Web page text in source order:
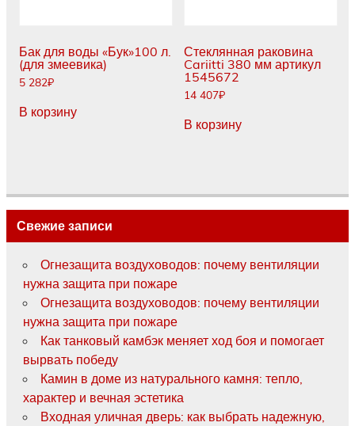
Бак для воды «Бук»100 л.
(для змеевика)
5 282₽
В корзину
Стеклянная раковина
Cariitti 380 мм артикул
1545672
14 407₽
В корзину
Свежие записи
Огнезащита воздуховодов: почему вентиляции
нужна защита при пожаре
Огнезащита воздуховодов: почему вентиляции
нужна защита при пожаре
Как танковый камбэк меняет ход боя и помогает
вырвать победу
Камин в доме из натурального камня: тепло,
характер и вечная эстетика
Входная уличная дверь: как выбрать надежную,